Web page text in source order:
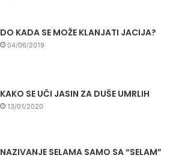
DO KADA SE MOŽE KLANJATI JACIJA?
04/06/2019
KAKO SE UČI JASIN ZA DUŠE UMRLIH
13/01/2020
NAZIVANJE SELAMA SAMO SA “SELAM”